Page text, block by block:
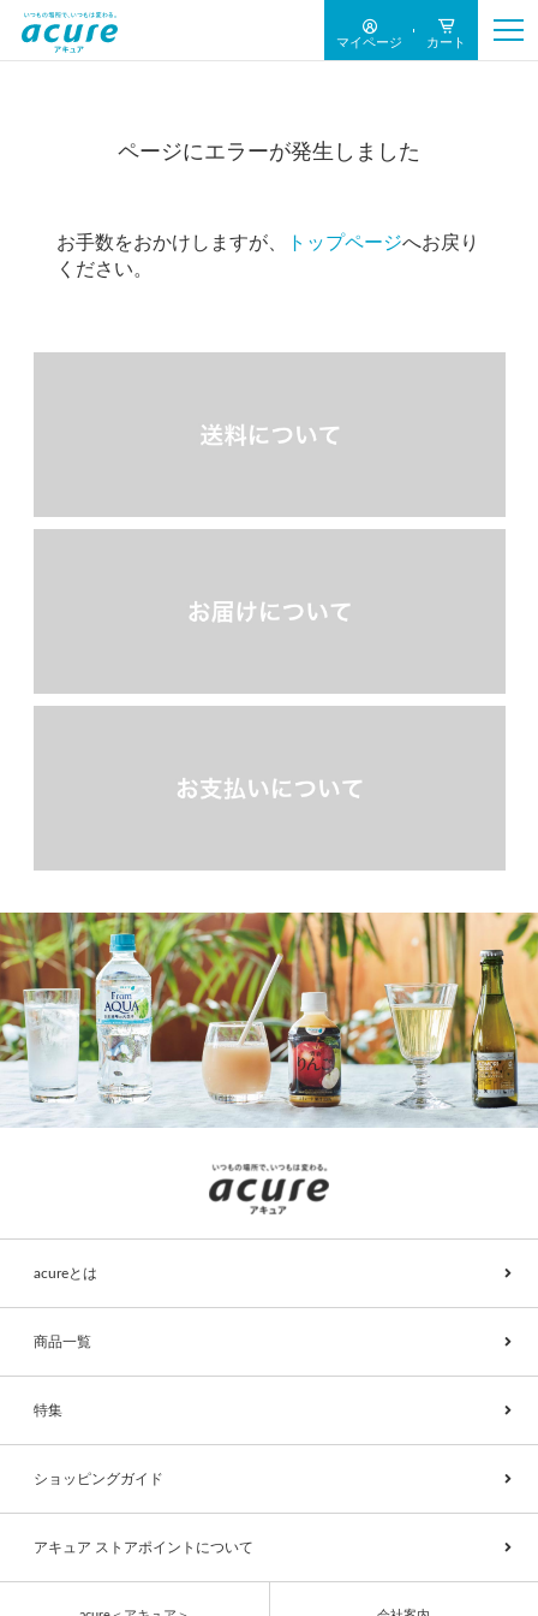
マイページ カート
ページにエラーが発生しました
お手数をおかけしますが、 トップページへお戻り
ください。
acureとは
商品一覧
特集
ショッピングガイド
アキュア ストアポイントについて